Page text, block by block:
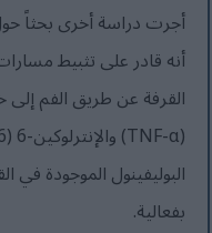
أجرت دراسة أخرى بحثاً
أنه قادر على تثبيط
القرفة عن طريق الفم
البوليفينول الموجودة في
بفعالية.